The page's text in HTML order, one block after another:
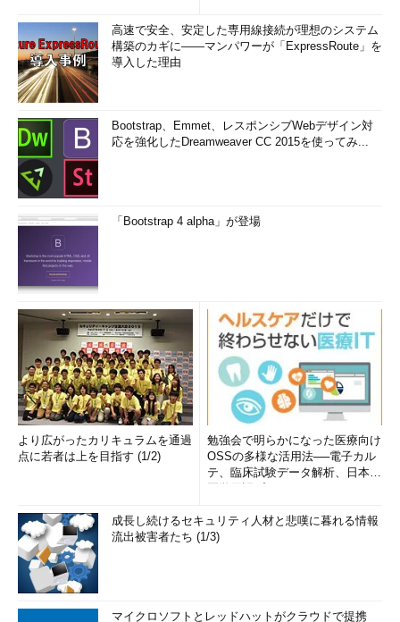
高速で安全、安定した専用線接続が理想のシステム
構築のカギに――マンパワーが「ExpressRoute」を
導入した理由
Bootstrap、Emmet、レスポンシブWebデザイン対
応を強化したDreamweaver CC 2015を使ってみ...
「Bootstrap 4 alpha」が登場
より広がったカリキュラムを通過
点に若者は上を目指す (1/2)
勉強会で明らかになった医療向け
OSSの多様な活用法──電子カル
テ、臨床試験データ解析、日本語
成長し続けるセキュリティ人材と悲嘆に暮れる情報
流出被害者たち (1/3)
マイクロソフトとレッドハットがクラウドで提携